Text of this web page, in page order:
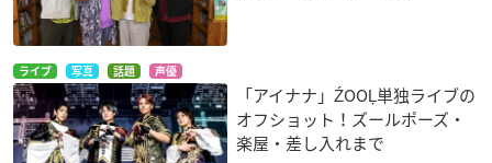
ライブ 写真 話題 声優
「アイナナ」ŹOOĻ単独ライブの
オフショット！ズールポーズ・
楽屋・差し入れまで